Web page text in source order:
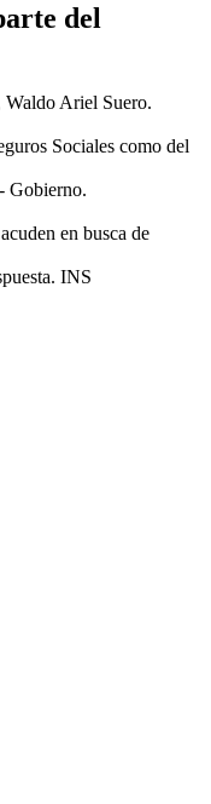
del
Waldo Ariel Suero.
Sociales como del
Gobierno.
en busca de
INS